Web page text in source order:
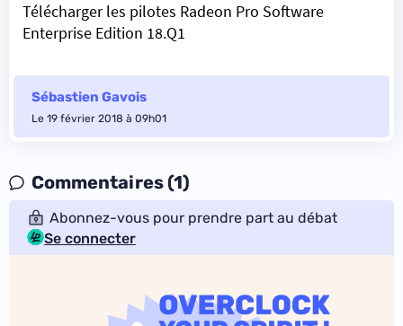
Télécharger les pilotes Radeon Pro Software
Enterprise Edition 18.Q1
Sébastien Gavois
Le 19 février 2018 à 09h01
Commentaires (1)
Abonnez-vous pour prendre part au débat
Se connecter